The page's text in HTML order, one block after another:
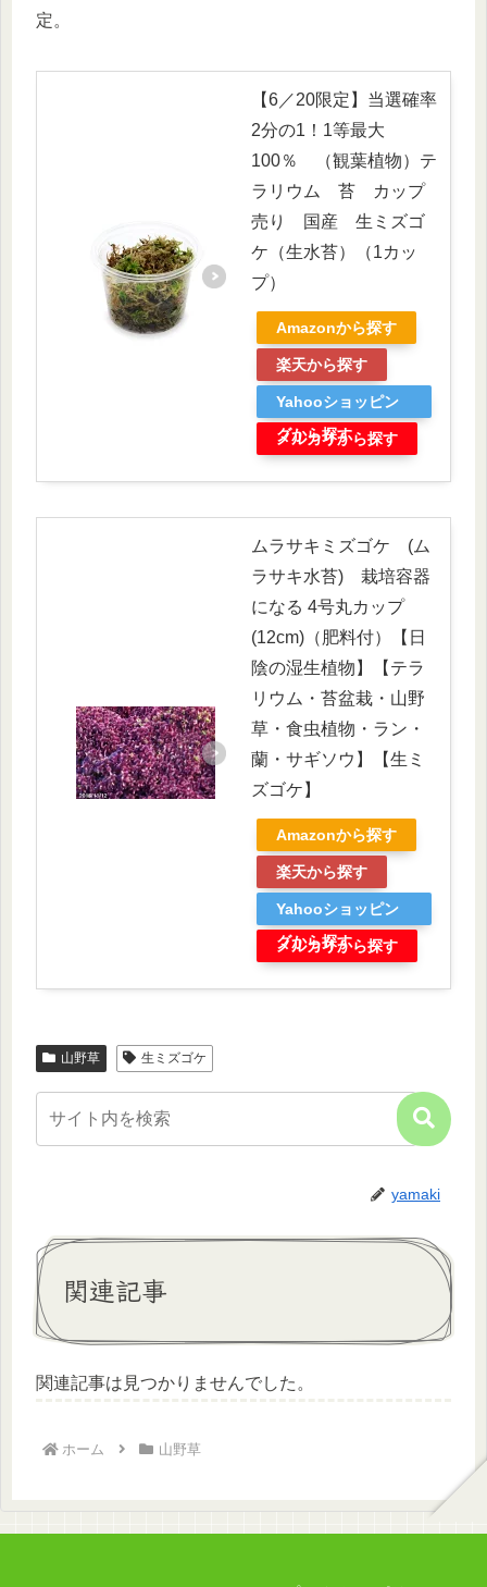
定。
【6／20限定】当選確率
2分の1！1等最大
100％ （観葉植物）テ
ラリウム 苔 カップ
売り 国産 生ミズゴ
ケ（生水苔）（1カッ
プ）
Amazonから探す
楽天から探す
Yahooショッピン
グから探す
メルカリから探す
ムラサキミズゴケ (ム
ラサキ水苔) 栽培容器
になる 4号丸カップ
(12cm)（肥料付）【日
陰の湿生植物】【テラ
リウム・苔盆栽・山野
草・食虫植物・ラン・
蘭・サギソウ】【生ミ
ズゴケ】
Amazonから探す
楽天から探す
Yahooショッピン
グから探す
メルカリから探す
山野草 生ミズゴケ
yamaki
関連記事
関連記事は見つかりませんでした。
ホーム 山野草